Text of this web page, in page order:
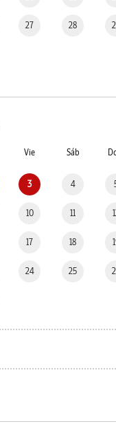
27 28
Vie Sáb
3 4
10 11
17 18
24 25